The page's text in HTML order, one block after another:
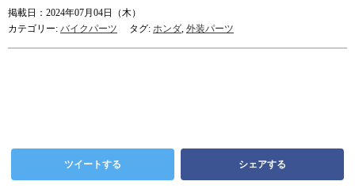
掲載日：2024年07月04日（木）
カテゴリー: バイクパーツ タグ: ホンダ, 外装パーツ
ツイートする シェアする